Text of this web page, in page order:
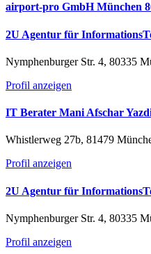
airport-pro GmbH München
2U Agentur für
Nymphenburger Str. 4, 80335
Profil anzeigen
IT Berater Mani Afschar
Whistlerweg 27b, 81479
Profil anzeigen
2U Agentur für
Nymphenburger Str. 4, 80335
Profil anzeigen